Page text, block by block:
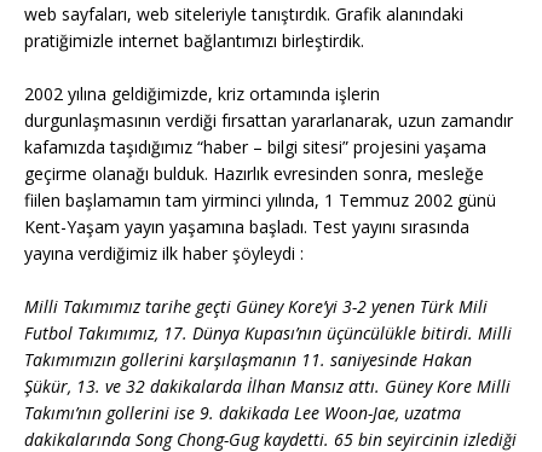
web sayfaları, web siteleriyle tanıştırdık. Grafik alanındaki
pratiğimizle internet bağlantımızı birleştirdik.
2002 yılına geldiğimizde, kriz ortamında işlerin
durgunlaşmasının verdiği fırsattan yararlanarak, uzun zamandır
kafamızda taşıdığımız “haber – bilgi sitesi” projesini yaşama
geçirme olanağı bulduk. Hazırlık evresinden sonra, mesleğe
fiilen başlamamın tam yirminci yılında, 1 Temmuz 2002 günü
Kent-Yaşam yayın yaşamına başladı. Test yayını sırasında
yayına verdiğimiz ilk haber şöyleydi :
Milli Takımımız tarihe geçti Güney Kore’yi 3-2 yenen Türk Mili
Futbol Takımımız, 17. Dünya Kupası’nın üçüncülükle bitirdi. Milli
Takımımızın gollerini karşılaşmanın 11. saniyesinde Hakan
Şükür, 13. ve 32 dakikalarda İlhan Mansız attı. Güney Kore Milli
Takımı’nın gollerini ise 9. dakikada Lee Woon-Jae, uzatma
dakikalarında Song Chong-Gug kaydetti. 65 bin seyircinin izlediği